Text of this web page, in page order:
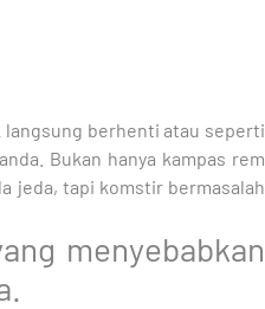
langsung berhenti atau seperti
Bukan hanya kampas rem
jeda, tapi komstir bermasalah
menyebabkan